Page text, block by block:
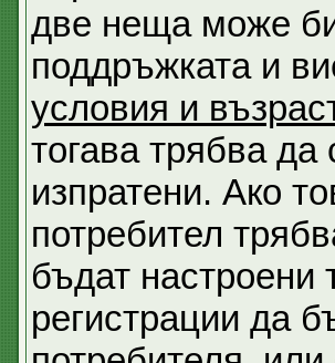
две неща може
поддръжката и
условия и
тогава трябва да
изпратени. Ако
потребител
бъдат настроени
регистрации да